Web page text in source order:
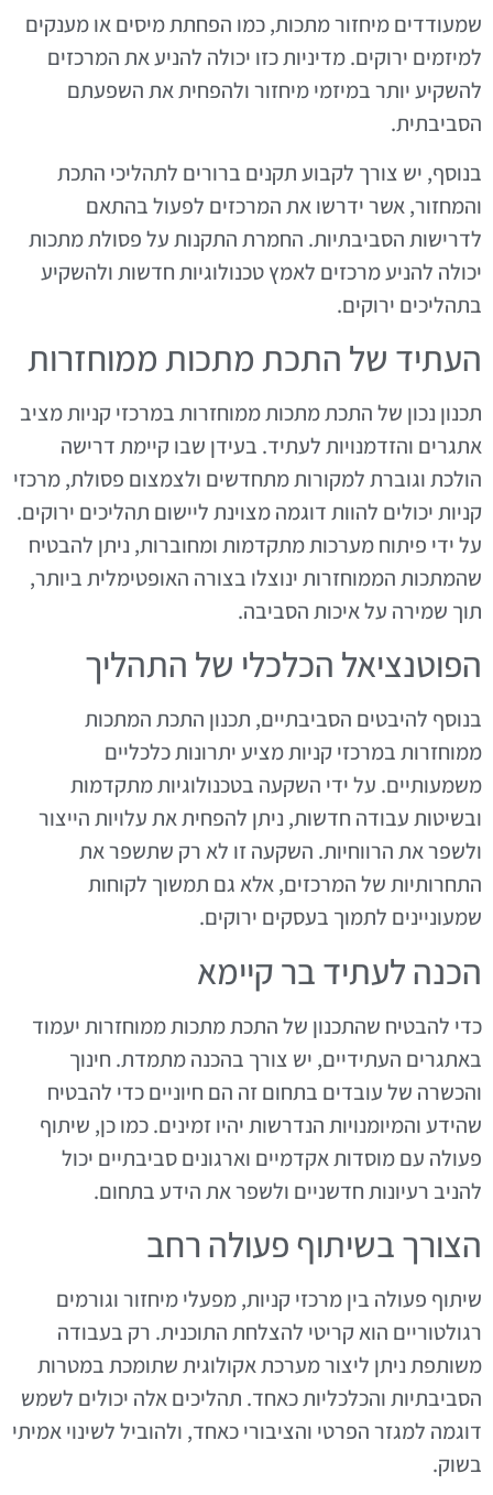
שמעודדים מיחזור מתכות, כמו הפחתת מיסים או מענקים
למיזמים ירוקים. מדיניות כזו יכולה להניע את המרכזים
להשקיע יותר במיזמי מיחזור ולהפחית את השפעתם
הסביבתית.
בנוסף, יש צורך לקבוע תקנים ברורים לתהליכי התכת
והמחזור, אשר ידרשו את המרכזים לפעול בהתאם
לדרישות הסביבתיות. החמרת התקנות על פסולת מתכות
יכולה להניע מרכזים לאמץ טכנולוגיות חדשות ולהשקיע
בתהליכים ירוקים.
העתיד של התכת מתכות ממוחזרות
תכנון נכון של התכת מתכות ממוחזרות במרכזי קניות מציב
אתגרים והזדמנויות לעתיד. בעידן שבו קיימת דרישה
הולכת וגוברת למקורות מתחדשים ולצמצום פסולת, מרכזי
קניות יכולים להוות דוגמה מצוינת ליישום תהליכים ירוקים.
על ידי פיתוח מערכות מתקדמות ומחוברות, ניתן להבטיח
שהמתכות הממוחזרות ינוצלו בצורה האופטימלית ביותר,
תוך שמירה על איכות הסביבה.
הפוטנציאל הכלכלי של התהליך
בנוסף להיבטים הסביבתיים, תכנון התכת המתכות
ממוחזרות במרכזי קניות מציע יתרונות כלכליים
משמעותיים. על ידי השקעה בטכנולוגיות מתקדמות
ובשיטות עבודה חדשות, ניתן להפחית את עלויות הייצור
ולשפר את הרווחיות. השקעה זו לא רק שתשפר את
התחרותיות של המרכזים, אלא גם תמשוך לקוחות
שמעוניינים לתמוך בעסקים ירוקים.
הכנה לעתיד בר קיימא
כדי להבטיח שהתכנון של התכת מתכות ממוחזרות יעמוד
באתגרים העתידיים, יש צורך בהכנה מתמדת. חינוך
והכשרה של עובדים בתחום זה הם חיוניים כדי להבטיח
שהידע והמיומנויות הנדרשות יהיו זמינים. כמו כן, שיתוף
פעולה עם מוסדות אקדמיים וארגונים סביבתיים יכול
להניב רעיונות חדשניים ולשפר את הידע בתחום.
הצורך בשיתוף פעולה רחב
שיתוף פעולה בין מרכזי קניות, מפעלי מיחזור וגורמים
רגולטוריים הוא קריטי להצלחת התוכנית. רק בעבודה
משותפת ניתן ליצור מערכת אקולוגית שתומכת במטרות
הסביבתיות והכלכליות כאחד. תהליכים אלה יכולים לשמש
דוגמה למגזר הפרטי והציבורי כאחד, ולהוביל לשינוי אמיתי
בשוק.